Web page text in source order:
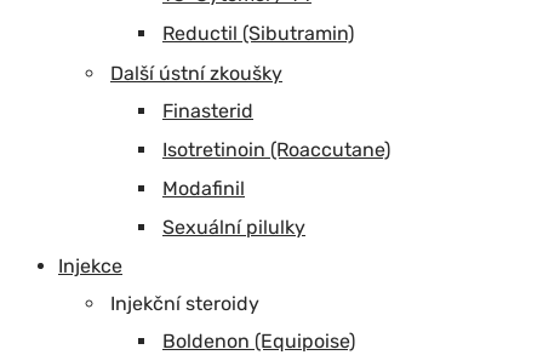
Reductil (Sibutramin)
Další ústní zkoušky
Finasterid
Isotretinoin (Roaccutane)
Modafinil
Sexuální pilulky
Injekce
Injekční steroidy
Boldenon (Equipoise)